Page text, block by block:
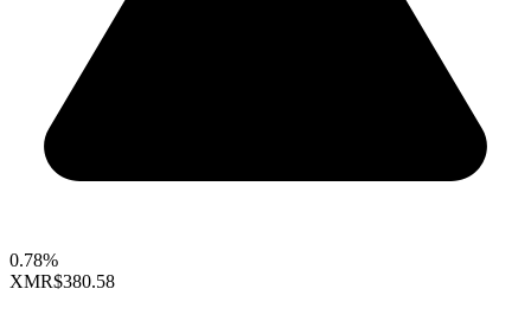
0.78%
XMR$380.58